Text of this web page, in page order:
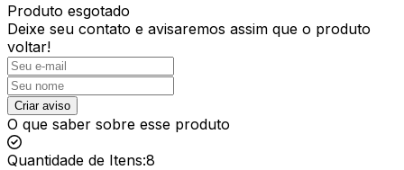
Produto esgotado
Deixe seu contato e avisaremos assim que o produto
voltar!
Criar aviso
O que saber sobre esse produto
Quantidade de Itens:8